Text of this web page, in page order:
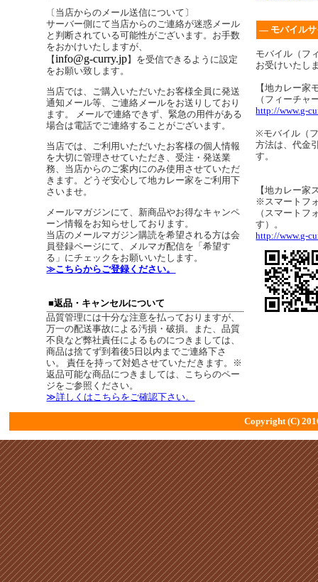
〔当店からのメール送信について〕
サーバー側にて当店からのご連絡が迷惑メール
と判断されている可能性がございます。お手数
をおかけいたしますが、
【info@g-curry.jp】を受信できるように設定
をお願い致します。
当店では、ご購入いただいたお客様全員に発送
通知メール等、ご連絡メールをお送りしており
ます。 メールで連絡できず、緊急の用件がある
場合は電話でご連絡することがございます。
当店では、ご利用いただいたお客様の個人情報
を大切に管理させていただき、受注・発送業
務、当店からのご案内にのみ使用させていただ
きます。どうぞ安心して地カレー家をご利用下
さいませ。
メールマガジンにて、新商品やお得なキャンペ
ーン情報をお知らせしております。
当店のメールマガジン購読を希望される方は会
員登録ページにて、メルマガ配信を「希望す
る」にチェックをお願いいたします。
≫こちらからご登録ください。
■返品・キャンセルについて
品質管理には十分な注意を払っておりますが、
万一の配送事故による汚損・破損。また、品質
不良など弊社責任によるものにつきましては、
商品は捨てず到着後5日以内までご連絡下さ
い。 責任を持って対処させていただきます。※
返品可能な商品につきましては、こちらのペー
ジをご参照ください。
≫詳しくはこちらをご確認下さい。
― モバイル
モバイル（フ
お受けいたし
【地カレー家
（フィーチャ
http://www.g-
※モバイル（
方法は、代金
す。
【地カレー家
※スマートフ
（スマートフ
す）。
http://www.g-
Copyright (C)